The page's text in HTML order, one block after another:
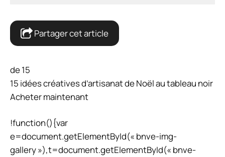
Partager cet article
de 15
15 idées créatives d’artisanat de Noël au tableau noir
Acheter maintenant
!function(){var
e=document.getElementById(« bnve-img-
gallery »),t=document.getElementById(« bnve-